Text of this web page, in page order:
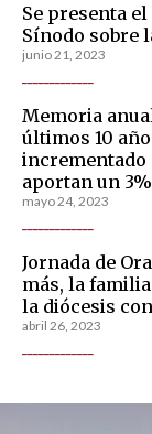
Se presenta
Sínodo sobre
junio 21, 2023
Memoria
últimos 10
incrementado
aportan un
mayo 24, 2023
Jornada de
más, la
la diócesis
abril 26, 2023